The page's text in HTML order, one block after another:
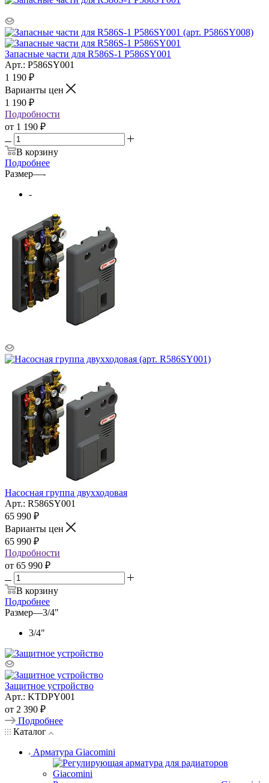
Запасные части для R586S-1 P586SY001
Арт.: P586SY001
1 190 ₽
Варианты цен
1 190 ₽
Подробности
от 1 190 ₽
В корзину
Подробнее
Размер—-
-
Насосная группа двухходовая
Арт.: R586SY001
65 990 ₽
Варианты цен
65 990 ₽
Подробности
от 65 990 ₽
В корзину
Подробнее
Размер—3/4"
3/4"
Защитное устройство
Арт.: KTDPY001
от 2 390 ₽
Подробнее
Каталог
Арматура Giacomini